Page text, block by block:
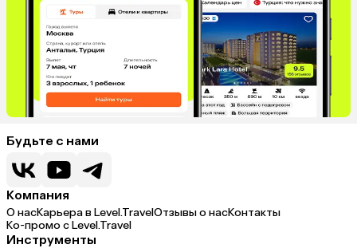
Будьте с нами
Компания
О насКарьера в Level.TravelОтзывы о насКонтакты
Ко-промо с Level.Travel
Инструменты